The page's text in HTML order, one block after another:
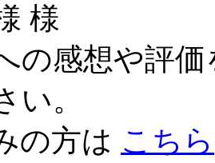
様
の感想や評価
い。
の方は こちら